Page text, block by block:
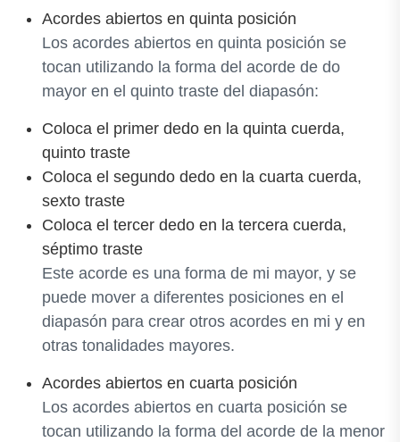
Acordes abiertos en quinta posición
Los acordes abiertos en quinta posición se
tocan utilizando la forma del acorde de do
mayor en el quinto traste del diapasón:
Coloca el primer dedo en la quinta cuerda,
quinto traste
Coloca el segundo dedo en la cuarta cuerda,
sexto traste
Coloca el tercer dedo en la tercera cuerda,
séptimo traste
Este acorde es una forma de mi mayor, y se
puede mover a diferentes posiciones en el
diapasón para crear otros acordes en mi y en
otras tonalidades mayores.
Acordes abiertos en cuarta posición
Los acordes abiertos en cuarta posición se
tocan utilizando la forma del acorde de la menor